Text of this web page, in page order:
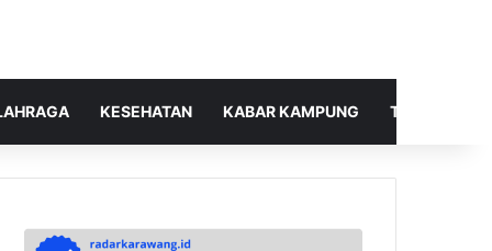
KESEHATAN KABAR KAMPUNG TELUSUR